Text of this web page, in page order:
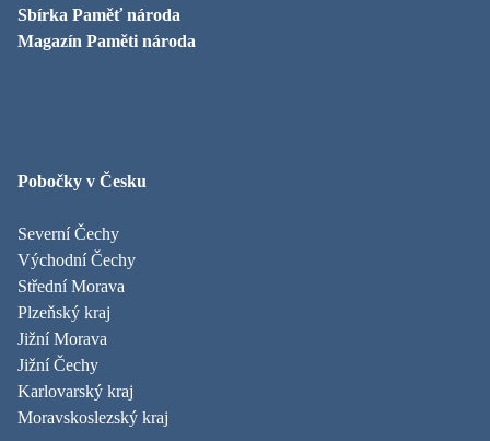
Sbírka Paměť národa
Magazín Paměti národa
Pobočky v Česku
Severní Čechy
Východní Čechy
Střední Morava
Plzeňský kraj
Jižní Morava
Jižní Čechy
Karlovarský kraj
Moravskoslezský kraj